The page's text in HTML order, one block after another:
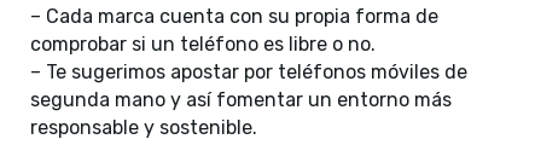
– Cada marca cuenta con su propia forma de
comprobar si un teléfono es libre o no.
– Te sugerimos apostar por teléfonos móviles de
segunda mano y así fomentar un entorno más
responsable y sostenible.